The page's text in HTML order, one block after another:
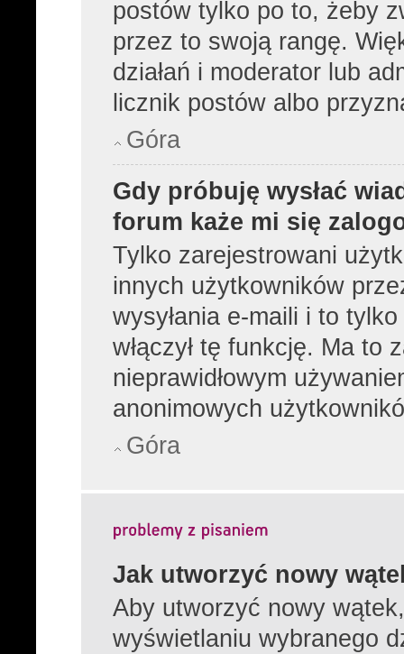
postów tylko po to, żeby
przez to swoją rangę.
działań i moderator lub
licznik postów albo
Góra
Gdy próbuję wysłać
forum każe mi się
Tylko zarejestrowani
innych użytkowników
wysyłania e-maili i to
włączył tę funkcję. Ma to
nieprawidłowym
anonimowych
Góra
Jak utworzyć nowy
Aby utworzyć nowy
wyświetlaniu wybranego